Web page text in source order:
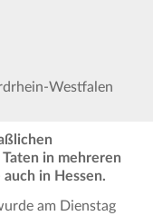
Westfalen
in mehreren
in Hessen.
am Dienstag